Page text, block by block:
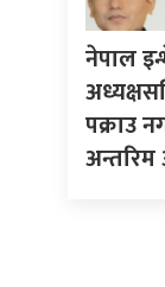
नेपाल
पक्राउ